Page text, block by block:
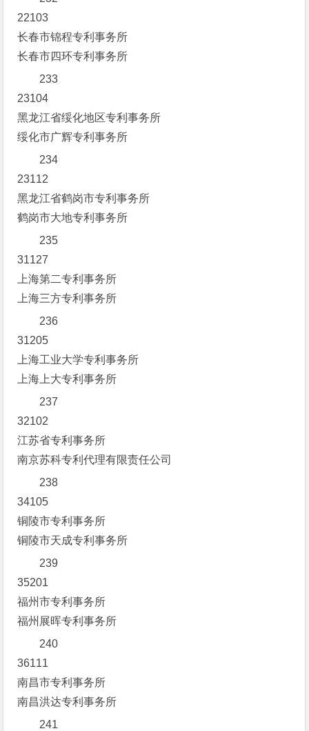
22103
长春市锦程专利事务所
长春市四环专利事务所
233
23104
黑龙江省绥化地区专利事务所
绥化市广辉专利事务所
234
23112
黑龙江省鹤岗市专利事务所
鹤岗市大地专利事务所
235
31127
上海第二专利事务所
上海三方专利事务所
236
31205
上海工业大学专利事务所
上海上大专利事务所
237
32102
江苏省专利事务所
南京苏科专利代理有限责任公司
238
34105
铜陵市专利事务所
铜陵市天成专利事务所
239
35201
福州市专利事务所
福州展晖专利事务所
240
36111
南昌市专利事务所
南昌洪达专利事务所
241